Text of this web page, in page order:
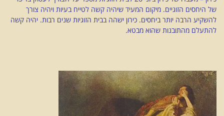
של היחסים הזוגיים. מיקום המעיד שיהיה קשה לטייח בעיות ויהיה צורך
להשקיע הרבה יותר ביחסים. כירון ישהה בבית הזוגיות שנים רבות. יהיה קשה
להתעלם מהתובנות שהוא מבטא.